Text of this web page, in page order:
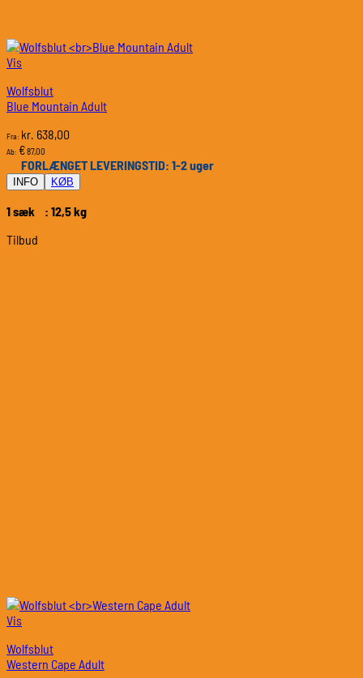
Vis
Wolfsblut
Blue Mountain Adult
Fra: kr. 638,00
Ab: €87,00
FORLÆNGET LEVERINGSTID: 1-2 uger
INFO KØB
1 sæk : 12,5 kg
Tilbud
Vis
Wolfsblut
Western Cape Adult